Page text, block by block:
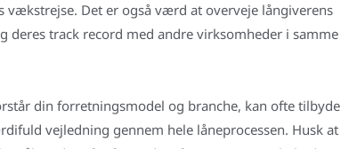
vækstrejse. Det er også værd at overveje långiverens
deres track record med andre virksomheder i samme
din forretningsmodel og branche, kan ofte tilbyde
vejledning gennem hele låneprocessen. Husk at